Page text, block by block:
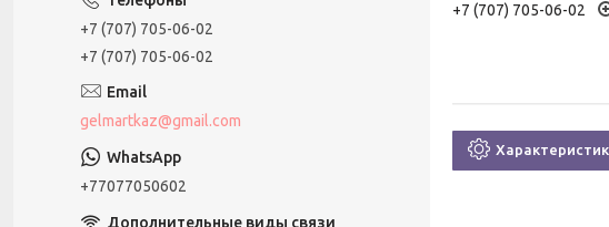
+7 (707) 705-06-02
+7 (707) 705-06-02
+7 (707) 705-06-02
gelmartkaz@gmail.com
+77077050602